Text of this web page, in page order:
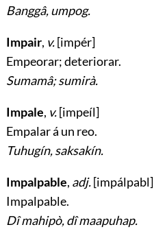
Banggâ, umpog.
Impair, v.[impér]
Empeorar; deteriorar.
Sumamâ; sumirà.
Impale, v.[impeíl]
Empalar á un reo.
Tuhugín, saksakín.
Impalpable, adj.[impálpabl]
Impalpable.
Dî mahipò, dî maapuhap.